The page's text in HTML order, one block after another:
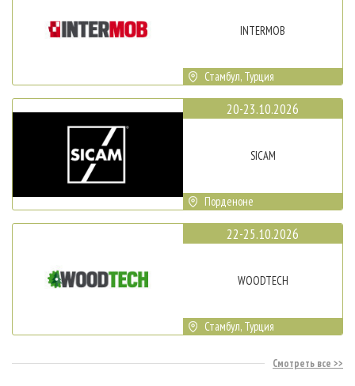
INTERMOB
Стамбул, Турция
20-23.10.2026
SICAM
Порденоне
22-25.10.2026
WOODTECH
Стамбул, Турция
Смотреть все